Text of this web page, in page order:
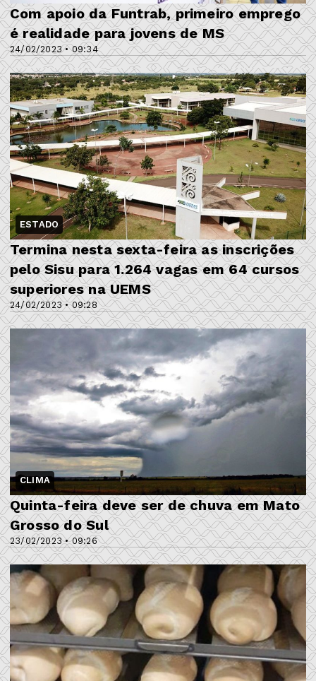
24/02/2023 • 09:34
Com apoio da Funtrab, primeiro emprego
é realidade para jovens de MS
ESTADO
24/02/2023 • 09:28
Termina nesta sexta-feira as inscrições
pelo Sisu para 1.264 vagas em 64 cursos
superiores na UEMS
CLIMA
23/02/2023 • 09:26
Quinta-feira deve ser de chuva em Mato
Grosso do Sul